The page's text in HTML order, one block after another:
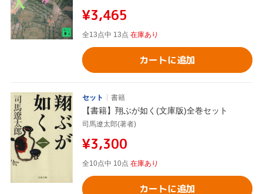
¥3,465
全13点中 13点 在庫あり
カートに追加
セット 書籍
【書籍】翔ぶが如く(文庫版)全巻セット
司馬遼太郎(著者)
¥3,300
全10点中 10点 在庫あり
カートに追加